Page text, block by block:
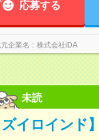
応募する
企業名 株式会社iDA
未読
イロインド